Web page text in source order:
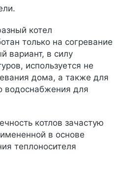
котел
только на согревание
вариант, в силу
используется не
дома, а также для
водоснабжения для
котлов зачастую
в основе
теплоносителя